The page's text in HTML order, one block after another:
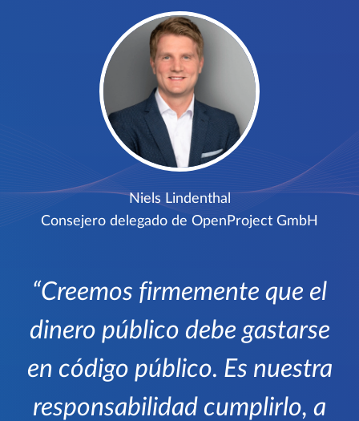
Niels Lindenthal
Consejero delegado de OpenProject GmbH
Creemos firmemente que el
dinero público debe gastarse
en código público. Es nuestra
responsabilidad cumplirlo, a